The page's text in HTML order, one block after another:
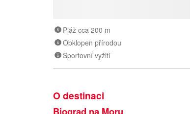
Pláž cca 200 m
Obklopen přírodou
Sportovní vyžití
O destinaci